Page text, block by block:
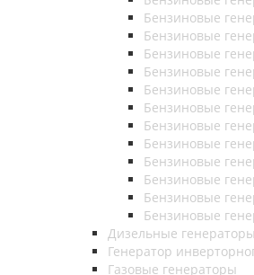
Бензиновые
Бензиновые
Бензиновые
Бензиновые
Бензиновые
Бензиновые
Бензиновые
Бензиновые
Бензиновые
Бензиновые
Бензиновые
Бензиновые
Дизельные генераторы
Генератор
Газовые генераторы